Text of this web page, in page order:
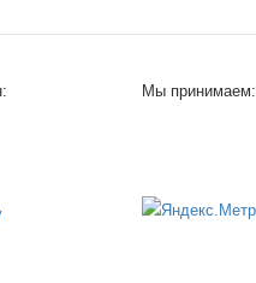
Мы принимаем: